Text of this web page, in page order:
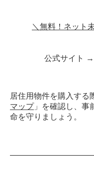
＼無料！ネット
公式サイト →
居住用物件を購入する
マップ」を確認し、事
命を守りましょう。